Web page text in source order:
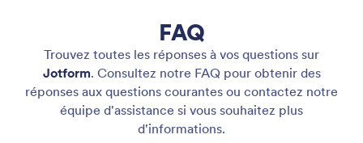
Discutez avec l'assistant de formulaire Copilote pour
apporter les modifications de contenu ou de design
FAQ
Trouvez toutes les réponses à vos questions sur
Jotform. Consultez notre FAQ pour obtenir des
réponses aux questions courantes ou contactez notre
équipe d'assistance si vous souhaitez plus
d'informations.